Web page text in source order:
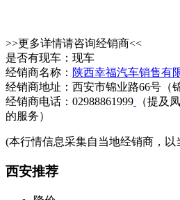
>>更多详情请咨询经销商<<
是否有现车：现车
经销商名称： 陕西幸福汽车销售有
经销商地址：西安市锦业路66号（
经销商电话：02988861999
（提及
的服务）
(本行情信息采集自当地经销商，
西安推荐